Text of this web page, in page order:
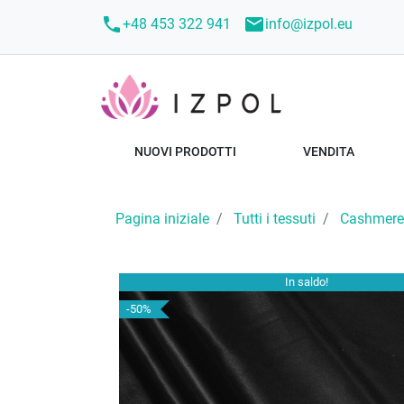
call+48 453 322 941 mailinfo@izpol.eu
NUOVI PRODOTTI VENDITA
Pagina iniziale Tutti i tessuti
In saldo!
-50%